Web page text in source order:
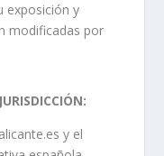
exposición y
modificadas por
y el